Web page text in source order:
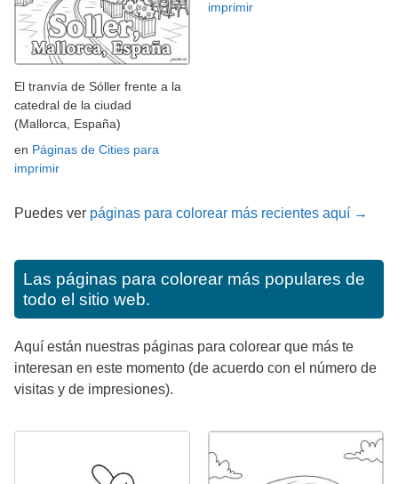
El tranvía de Sóller frente a la
catedral de la ciudad
(Mallorca, España)
en Páginas de Cities para
imprimir
imprimir
Puedes ver páginas para colorear más recientes aquí →
Las páginas para colorear más populares de
todo el sitio web.
Aquí están nuestras páginas para colorear que más te
interesan en este momento (de acuerdo con el número de
visitas y de impresiones).